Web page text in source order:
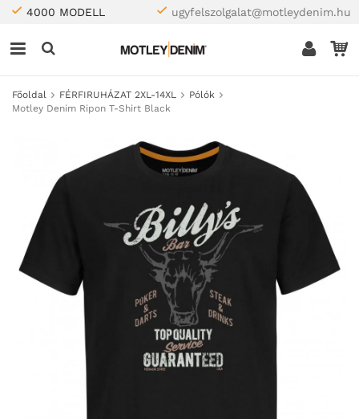
4000 MODELL ugyfelszolgalat@motleydenim.hu
Főoldal FÉRFIRUHÁZAT 2XL-14XL
Pólók
Motley Denim Ripon T-Shirt Black